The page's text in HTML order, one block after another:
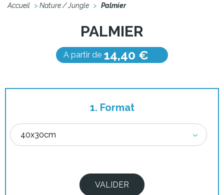
Accueil > Nature / Jungle > Palmier
PALMIER
A partir de 14,40 €
1. Format